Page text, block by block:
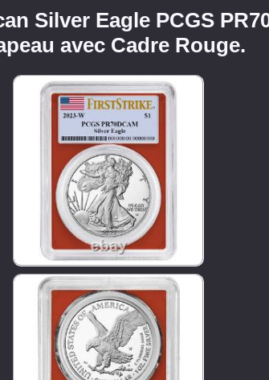
Silver Eagle PCGS
avec Cadre Rouge.